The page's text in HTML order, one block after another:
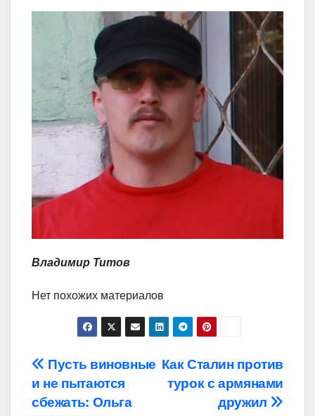
Владимир Титов
Нет похожих материалов
Навигация
по
Как Сталин против
турок с армянами
дружил
Пусть виновные
и не пытаются
сбежать: Ольга